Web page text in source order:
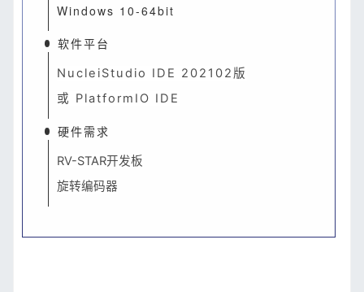
Windows 10-64bit
软件平台
NucleiStudio IDE 202102版
或 PlatformIO IDE
硬件需求
RV-STAR开发板
旋转编码器